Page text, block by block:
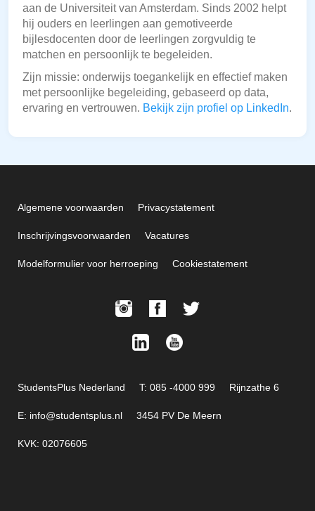
aan de Universiteit van Amsterdam. Sinds 2002 helpt
hij ouders en leerlingen aan gemotiveerde
bijlesdocenten door de leerlingen zorgvuldig te
matchen en persoonlijk te begeleiden.
Zijn missie: onderwijs toegankelijk en effectief maken
met persoonlijke begeleiding, gebaseerd op data,
ervaring en vertrouwen. Bekijk zijn profiel op LinkedIn.
Algemene voorwaarden Privacystatement
Inschrijvingsvoorwaarden Vacatures
Modelformulier voor herroeping Cookiestatement
StudentsPlus Nederland T: 085 -4000 999 Rijnzathe 6
E: info@studentsplus.nl 3454 PV De Meern
KVK: 02076605